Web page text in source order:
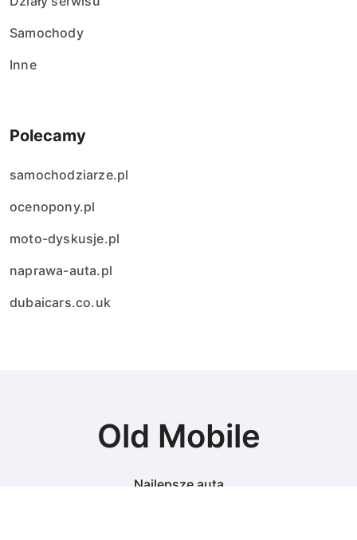
Samochody
Inne
Polecamy
samochodziarze.pl
ocenopony.pl
moto-dyskusje.pl
naprawa-auta.pl
dubaicars.co.uk
Old Mobile
Najlepsze auta